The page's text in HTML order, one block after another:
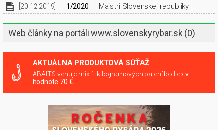
[20.12.2019] 1/2020 Majstri Slovenskej republiky
Web články na portáli www.slovenskyrybar.sk (0)
AKTUÁLNA PRODUKTOVÁ SÚŤAŽ
ABAITS venuje mix 1-kilogramových balení boilies v
hodnote 70 €.